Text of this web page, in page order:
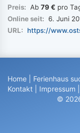
Preis: Ab 79 € pro
Online seit: 6. Juni
URL:
https://
Home Ferienhaus
Kontakt
Impressum
©